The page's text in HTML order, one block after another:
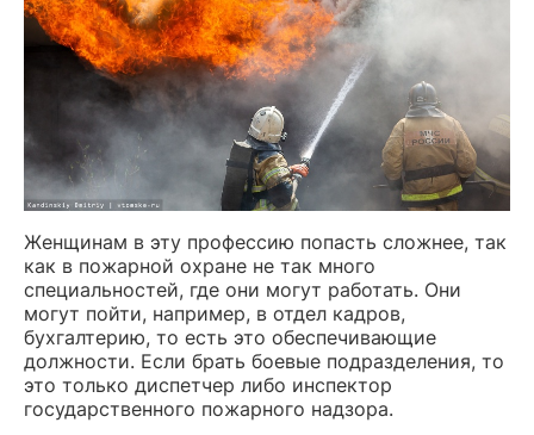
Женщинам в эту профессию попасть сложнее, так
как в пожарной охране не так много
специальностей, где они могут работать. Они
могут пойти, например, в отдел кадров,
бухгалтерию, то есть это обеспечивающие
должности. Если брать боевые подразделения, то
это только диспетчер либо инспектор
государственного пожарного надзора.